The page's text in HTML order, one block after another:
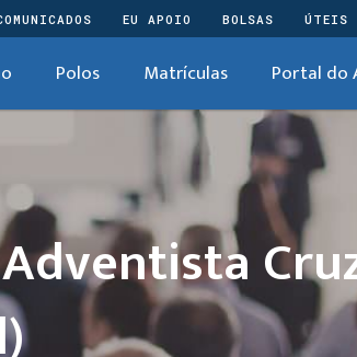
EU APOIO BOLSAS ÚTEIS
Polos Matrículas Portal do